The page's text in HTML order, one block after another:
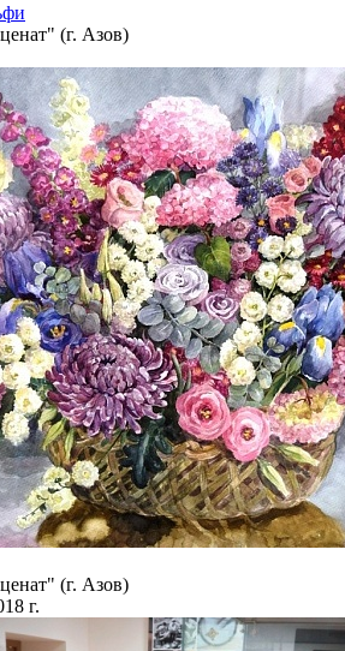
(г. Азов)
(г. Азов)
г.